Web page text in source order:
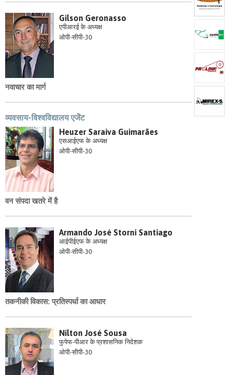
Gilson Geronasso
एपीआरई के अध्यक्ष
ओपी-सीपी-30
नवाचार का मार्ग
व्यवसाय-विश्वविद्यालय एजेंट
Heuzer Saraiva Guimarães
एसआईएफ के अध्यक्ष
ओपी-सीपी-30
वन संपदा खतरे में है
Armando José Storni Santiago
आईपीईएफ के अध्यक्ष
ओपी-सीपी-30
तकनीकी विकास: प्रतिस्पर्धा का आधार
Nilton José Sousa
फुपेफ-पीआर के प्रशासनिक निदेशक
ओपी-सीपी-30